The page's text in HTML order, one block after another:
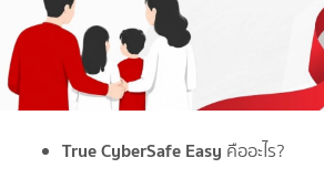
True CyberSafe Easy คืออะไร?